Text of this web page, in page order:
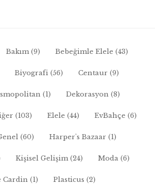
Bakım(9) Bebeğimle Elele (43)
Biyografi (56) Centaur (9)
(1) Dekorasyon (8)
(103) Elele (44) EvBahçe (6)
(60) Harper's Bazaar (1)
Kişisel Gelişim(24) Moda (6)
Cardin (1) Plasticus (2)